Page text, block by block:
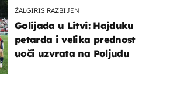
ŽALGIRIS RAZBIJEN
Golijada u Litvi: Hajduku
petarda i velika prednost
uoči uzvrata na Poljudu